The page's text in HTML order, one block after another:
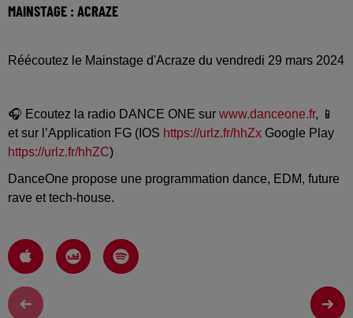
MAINSTAGE : ACRAZE
Réécoutez le Mainstage d'Acraze du vendredi 29 mars 2024
🎧 Ecoutez la radio DANCE ONE sur www.danceone.fr, 📱
et sur l’Application FG (IOS https://urlz.fr/hhZx Google Play
https://urlz.fr/hhZC)
DanceOne propose une programmation dance, EDM, future
rave et tech-house.